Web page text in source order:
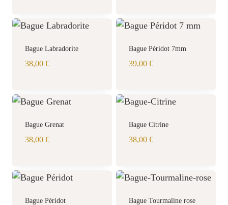
Bague Labradorite
38,00 €
Bague Péridot 7mm
39,00 €
Bague Grenat
38,00 €
Bague Citrine
38,00 €
Bague Péridot Bague Tourmaline rose